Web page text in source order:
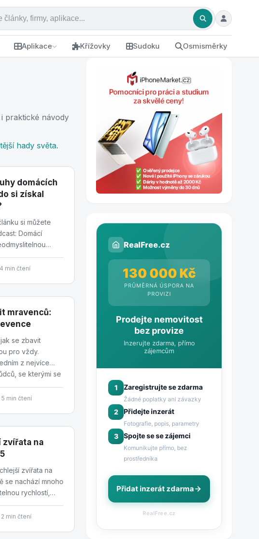
Aplikace Křížovky Sudoku Osmisměrky
praktické návody
hady světa.
domácích
si získal
si můžete
Domácí
domácností.
lásku,...
4 min čtení
mravenců:
se zbavit
pro vždy.
z nejvíce
se kterými se
5 min čtení
zvířata na
zvířata na
se nachází mnoho
rychlostí,
lovit, unikat
2 min čtení
RealFree.cz
130 000 Kč
PRŮMĚRNÁ ÚSPORA NA
PROVIZI
Prodejte nemovitost
bez provize
Inzerujte zdarma, přímo
zájemcům
1 Zaregistrujte se zdarma
Žádné poplatky ani závazky
2 Přidejte inzerát
Fotografie, popis, parametry
3 Spojte se se zájemci
Komunikujte přímo, bez
prostředníka
Přidat inzerát zdarma
RealFree.cz